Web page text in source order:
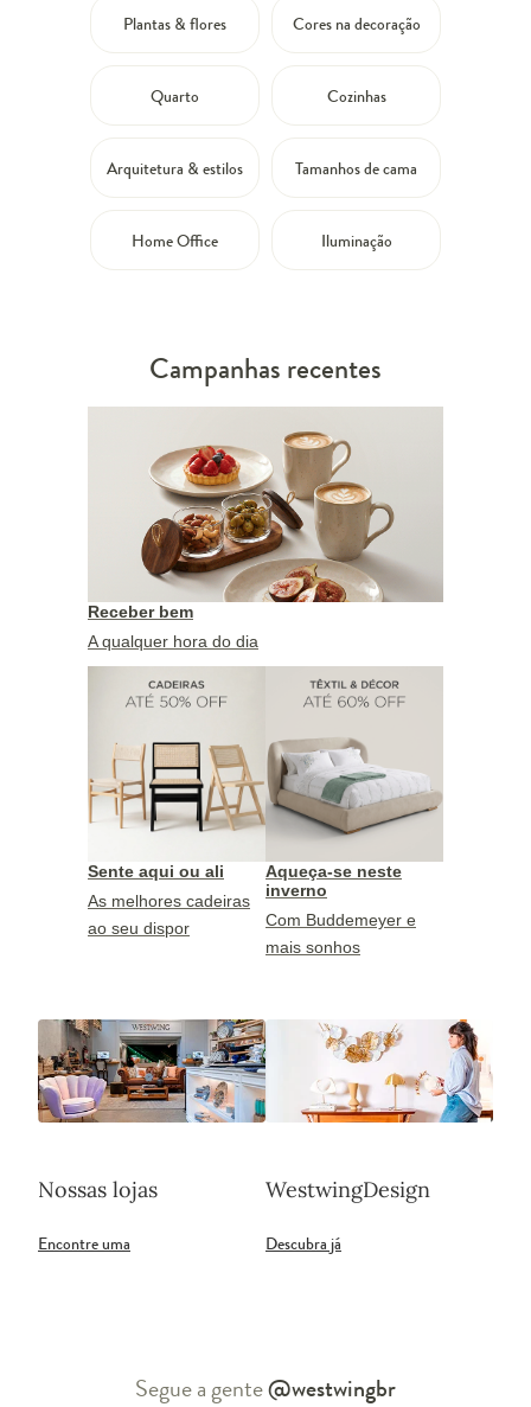
Plantas & flores Cores na decoração
Quarto Cozinhas
Arquitetura & estilos Tamanhos de cama
Home Office Iluminação
Campanhas recentes
Receber bem
A qualquer hora do dia
Sente aqui ou ali
As melhores cadeiras
ao seu dispor
Aqueça-se neste
inverno
Com Buddemeyer e
mais sonhos
Nossas lojas
Encontre uma
WestwingDesign
Descubra já
Segue a gente@westwingbr